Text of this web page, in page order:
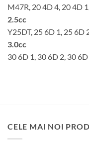
M47R, 20 4D 4, 20 4D
2.5cc
Y25DT, 25 6D 1, 25 6D
3.0cc
30 6D 1, 30 6D 2, 30
CELE MAI NOI